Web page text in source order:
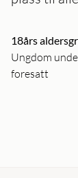
18års
Ungdom
foresatt